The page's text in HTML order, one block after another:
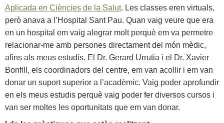
Aplicada en Ciències de la Salut. Les classes eren virtuals,
però anava a l’Hospital Sant Pau. Quan vaig veure que era
en un hospital em vaig alegrar molt perquè em va permetre
relacionar-me amb persones directament del món mèdic,
afins als meus estudis. El Dr. Gerard Urrutia i el Dr. Xavier
Bonfill, els coordinadors del centre, em van acollir i em van
donar un suport superior a l’acadèmic. Vaig poder aprofundir
en els meus estudis perquè vaig poder fer diversos cursos i
van ser moltes les oportunitats que em van donar.